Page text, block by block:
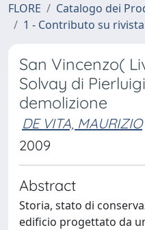
FLORE
Catalogo dei
1 - Contributo su rivista
San Vincenzo(
Solvay di
demolizione
DE VITA, MAURIZIO
2009
Abstract
Storia, stato di
edificio progettato da